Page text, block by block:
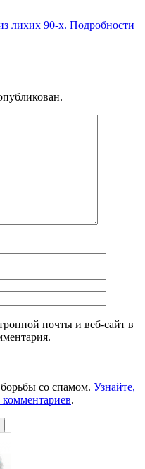
лихих 90-х. Подробности
почты и веб-сайт в
со спамом. Узнайте,
.